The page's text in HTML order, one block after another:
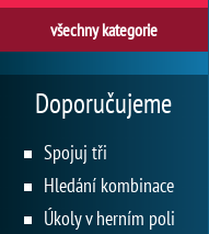
všechny kategorie
Doporučujeme
Spojuj tři
Hledání kombinace
Úkoly v herním poli